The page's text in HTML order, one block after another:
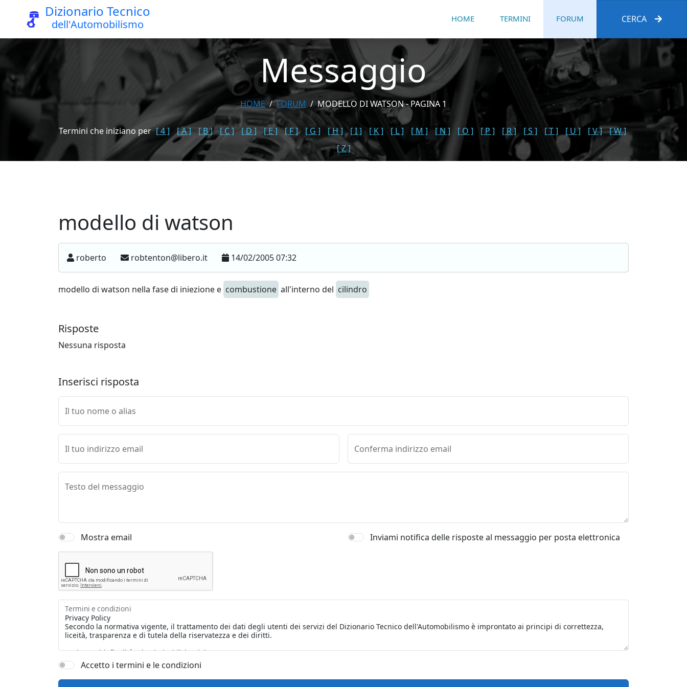
Dizionario Tecnico
dell'Automobilismo HOME TERMINI FORUM CERCA
Messaggio
HOME FORUM MODELLO DI WATSON - PAGINA 1
Termini che iniziano per [ 4 ] [ A ] [ B ] [ C ] [ D ] [ E ] [ F ] [ G ] [ H ] [ I ] [ K ] [ L ] [ M ] [ N ] [ O ] [ P ] [ R ] [ S ] [ T ] [ U ] [ V ]
[ W ]
[ Z ]
modello di watson
roberto robtenton@libero.it 14/02/2005 07:32
modello di watson nella fase di iniezione e combustione all'interno del cilindro
Risposte
Nessuna risposta
Inserisci risposta
Il tuo nome o alias
Il tuo indirizzo email Conferma indirizzo email
Testo del messaggio
Mostra email Inviami notifica delle risposte al messaggio per posta elettronica
Termini e condizioni
Accetto i termini e le condizioni